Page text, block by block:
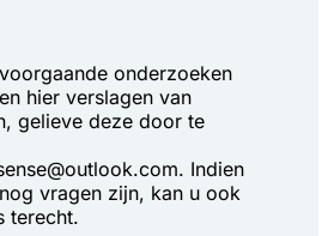
onderzoeken
hier verslagen van
gelieve deze door te
Indien
vragen zijn, kan u ook
terecht.